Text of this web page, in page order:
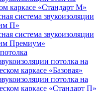
каркасе «Стандарт М»
система звукоизоляции
П»
система звукоизоляции
Премиум»
потолка на
каркасе «Базовая»
потолка на
каркасе «Стандарт П»